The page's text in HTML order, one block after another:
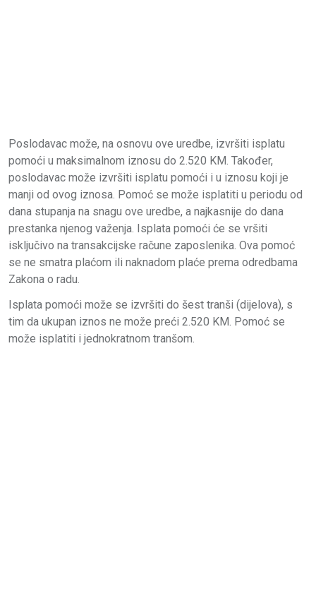
Poslodavac može, na osnovu ove uredbe, izvršiti isplatu
pomoći u maksimalnom iznosu do 2.520 KM. Također,
poslodavac može izvršiti isplatu pomoći i u iznosu koji je
manji od ovog iznosa. Pomoć se može isplatiti u periodu od
dana stupanja na snagu ove uredbe, a najkasnije do dana
prestanka njenog važenja. Isplata pomoći će se vršiti
isključivo na transakcijske račune zaposlenika. Ova pomoć
se ne smatra plaćom ili naknadom plaće prema odredbama
Zakona o radu.
Isplata pomoći može se izvršiti do šest tranši (dijelova), s
tim da ukupan iznos ne može preći 2.520 KM. Pomoć se
može isplatiti i jednokratnom tranšom.